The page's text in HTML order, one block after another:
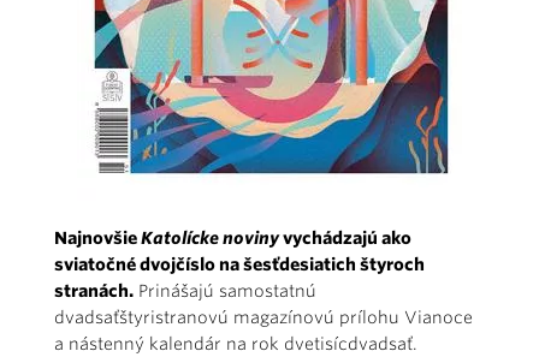
NajnovšieKatolícke novinyvychádzajú ako
sviatočné dvojčíslo na šesťdesiatich štyroch
stranách. Prinášajú samostatnú
dvadsaťštyristranovú magazínovú prílohu Vianoce
a nástenný kalendár na rok dvetisícdvadsať.